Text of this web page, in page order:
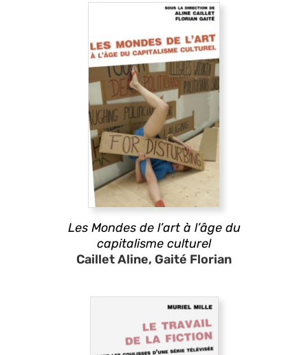
Les Mondes de l’art à l’âge du
capitalisme culturel
Caillet Aline, Gaité Florian